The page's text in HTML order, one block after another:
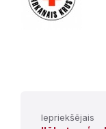
Iepriekšējais